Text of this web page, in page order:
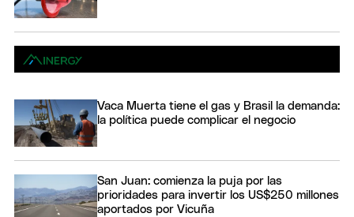
Vaca Muerta tiene el gas y Brasil la demanda:
la política puede complicar el negocio
San Juan: comienza la puja por las
prioridades para invertir los US$250 millones
aportados por Vicuña